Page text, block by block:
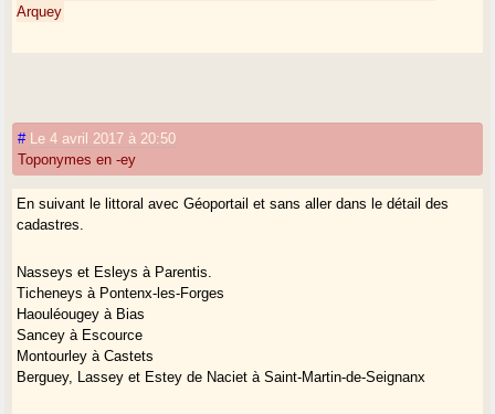
Arquey
#
Le 4 avril 2017 à 20:50
Toponymes en -ey
En suivant le littoral avec Géoportail et sans aller dans le détail des
cadastres.
Nasseys et Esleys à Parentis.
Ticheneys à Pontenx-les-Forges
Haouléougey à Bias
Sancey à Escource
Montourley à Castets
Berguey, Lassey et Estey de Naciet à Saint-Martin-de-Seignanx